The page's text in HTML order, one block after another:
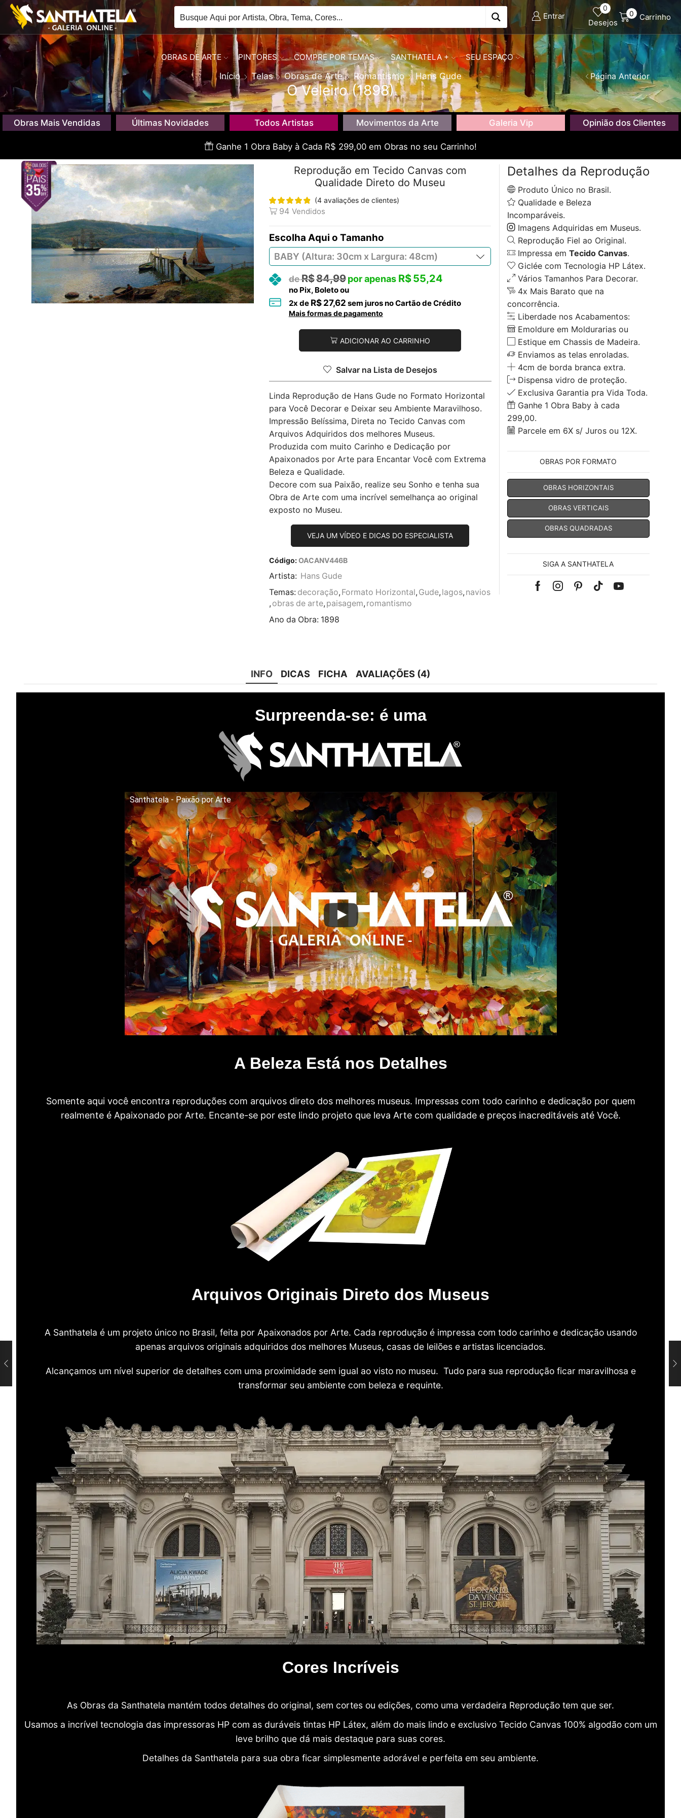
Entrar
0
Desejos
0 Carrinho
OBRAS DE ARTE PINTORES COMPRE POR TEMAS SANTHATELA + SEU ESPAÇO
Início Telas Obras de Arte Romantismo Hans Gude
O Veleiro (1898)
Página Anterior
Obras Mais Vendidas Últimas Novidades Todos Artistas Movimentos da Arte Galeria Vip Opinião dos Clientes
Ganhe 1 Obra Baby à Cada R$ 299,00 em Obras no seu Carrinho!
Reprodução em Tecido Canvas com
Qualidade Direto do Museu
(4avaliações de clientes)
94 Vendidos
Tamanho
R$84,99 R$55,24
no Pix, Boleto ou
2x de R$ 27,62 sem juros no Cartão de Crédito
Mais formas de pagamento
ADICIONAR AO CARRINHO
Salvar na Lista de Desejos
Linda Reprodução de Hans Gude no Formato Horizontal
para Você Decorar e Deixar seu Ambiente Maravilhoso.
Impressão Belíssima, Direta no Tecido Canvas com
Arquivos Adquiridos dos melhores Museus.
Produzida com muito Carinho e Dedicação por
Apaixonados por Arte para Encantar Você com Extrema
Beleza e Qualidade.
Decore com sua Paixão, realize seu Sonho e tenha sua
Obra de Arte com uma incrível semelhança ao original
exposto no Museu.
VEJA UM VÍDEO E DICAS DO ESPECIALISTA
Código:OACANV446B
Artista: Hans Gude
Temas: decoração, Formato Horizontal, Gude, lagos, navios
, obras de arte, paisagem, romantismo
Ano da Obra: 1898
Detalhes da Reprodução
Produto Único no Brasil.
Qualidade e Beleza
Incomparáveis.
Imagens Adquiridas em Museus.
Reprodução Fiel ao Original.
Impressa em Tecido Canvas.
Giclée com Tecnologia HP Látex.
Vários Tamanhos Para Decorar.
4x Mais Barato que na
concorrência.
Liberdade nos Acabamentos:
Emoldure em Moldurarias ou
Estique em Chassis de Madeira.
Enviamos as telas enroladas.
4cm de borda branca extra.
Dispensa vidro de proteção.
Exclusiva Garantia pra Vida Toda.
Ganhe 1 Obra Baby à cada
299,00.
Parcele em 6X s/ Juros ou 12X.
OBRAS POR FORMATO
OBRAS HORIZONTAIS
OBRAS VERTICAIS
OBRAS QUADRADAS
SIGA A SANTHATELA
FacebookInstagramPinterest
Tik-Youtube
INFO DICAS FICHA AVALIAÇÕES (4)
Surpreenda-se: é uma
Santhatela - Paixão por Arte
A Beleza Está nos Detalhes
Somente aqui você encontra reproduções com arquivos direto dos melhores museus. Impressas com todo carinho e dedicação por quem
realmente é Apaixonado por Arte. Encante-se por este lindo projeto que leva Arte com qualidade e preços inacreditáveis até Você.
Arquivos Originais Direto dos Museus
A Santhatela é um projeto único no Brasil, feita por Apaixonados por Arte. Cada reprodução é impressa com todo carinho e dedicação usando
apenas arquivos originais adquiridos dos melhores Museus, casas de leilões e artistas licenciados.
Alcançamos um nível superior de detalhes com uma proximidade sem igual ao visto no museu. Tudo para sua reprodução ficar maravilhosa e
transformar seu ambiente com beleza e requinte.
Cores Incríveis
As Obras da Santhatela mantém todos detalhes do original, sem cortes ou edições, como uma verdadeira Reprodução tem que ser.
Usamos a incrível tecnologia das impressoras HP com as duráveis tintas HP Látex, além do mais lindo e exclusivo Tecido Canvas 100% algodão com um
leve brilho que dá mais destaque para suas cores.
Detalhes da Santhatela para sua obra ficar simplesmente adorável e perfeita em seu ambiente.